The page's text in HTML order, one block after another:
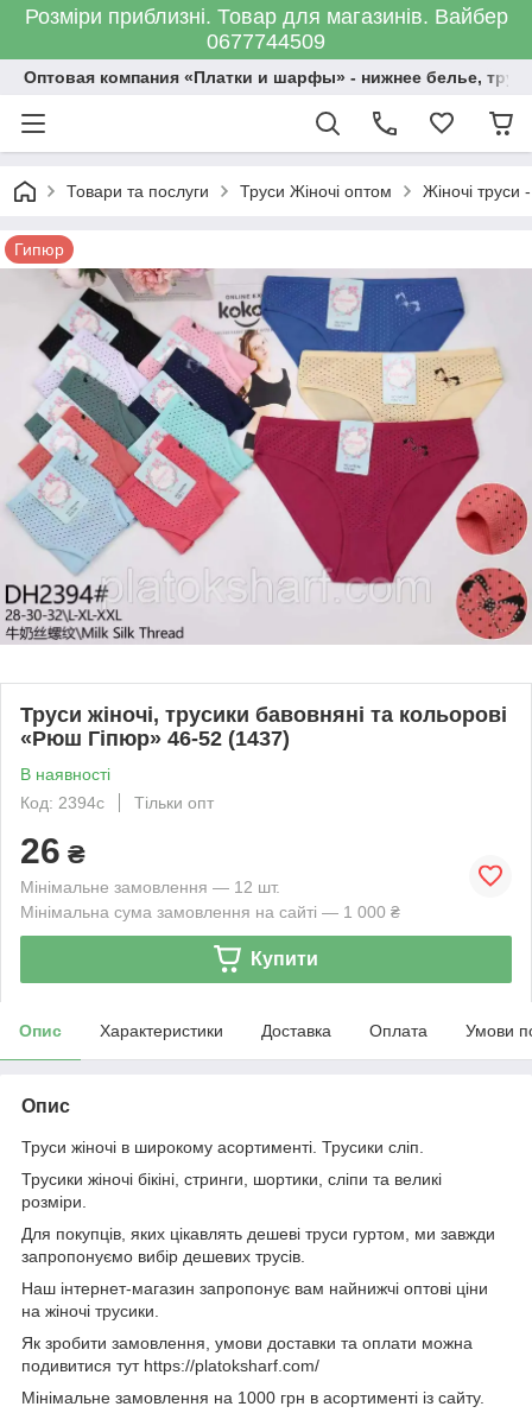
Розміри приблизні. Товар для магазинів. Вайбер
0677744509
Оптовая компания «Платки и шарфы» - нижнее белье,
Товари та послуги Труси Жіночі оптом Жіночі труси
Гипюр
Труси жіночі, трусики бавовняні та кольорові
«Рюш Гіпюр» 46-52 (1437)
В наявності
Код: 2394с
Тільки опт
26 ₴
Мінімальне замовлення — 12 шт.
Мінімальна сума замовлення на сайті — 1 000 ₴
Купити
Опис Характеристики Доставка Оплата Умови
Опис
Труси жіночі в широкому асортименті. Трусики сліп.
Трусики жіночі бікіні, стринги, шортики, сліпи та великі
розміри.
Для покупців, яких цікавлять дешеві труси гуртом, ми завжди
запропонуємо вибір дешевих трусів.
Наш інтернет-магазин запропонує вам найнижчі оптові ціни
на жіночі трусики.
Як зробити замовлення, умови доставки та оплати можна
подивитися тут https://platoksharf.com/
Мінімальне замовлення на 1000 грн в асортименті із сайту.